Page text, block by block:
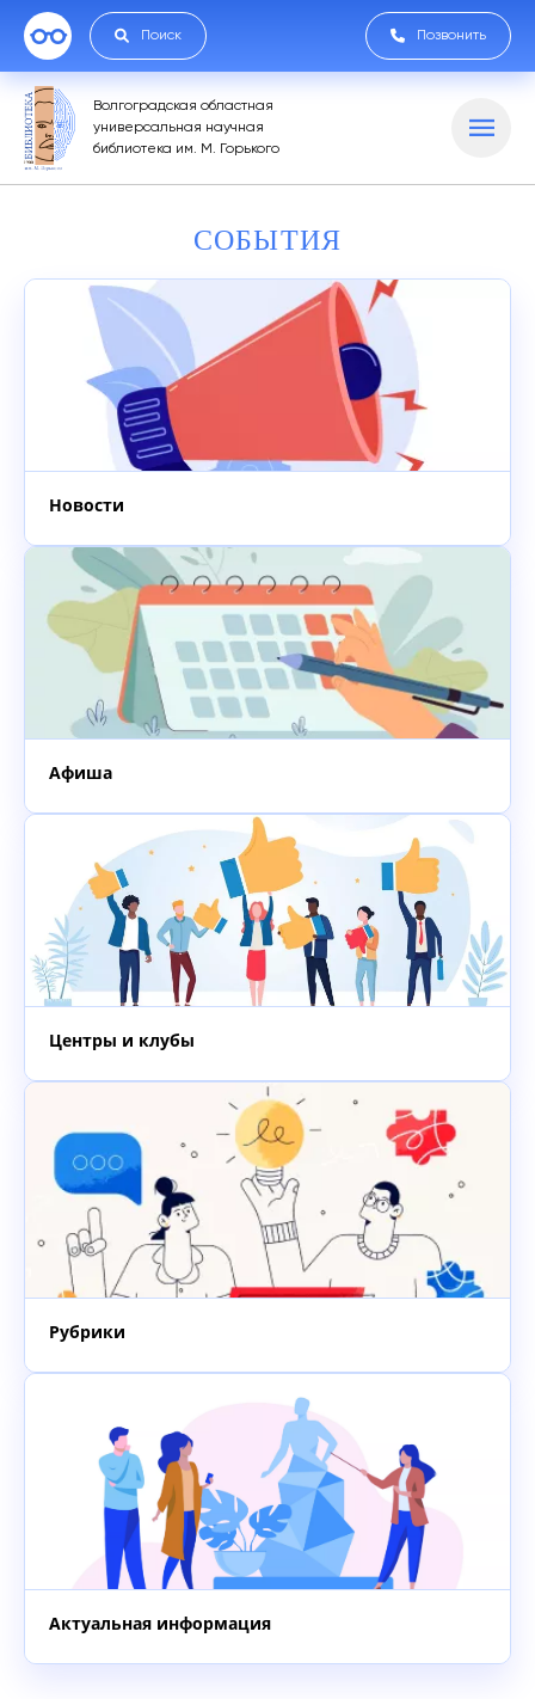
Поиск Позвонить
Волгоградская областная
универсальная научная
библиотека им. М. Горького
СОБЫТИЯ
Новости
Афиша
Центры и клубы
Рубрики
Актуальная информация